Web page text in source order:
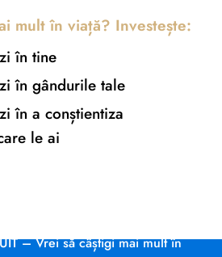
GRATUIT
câștigi mai
– Vrei să câștigi mai mult în
mult în viață? Investește:
în tine
în gândurile tale
în a conștientiza
le ai